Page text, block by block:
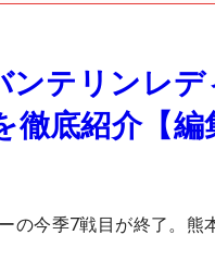
ンテリンレ
徹底紹介【編
の今季7戦目が終了。熊